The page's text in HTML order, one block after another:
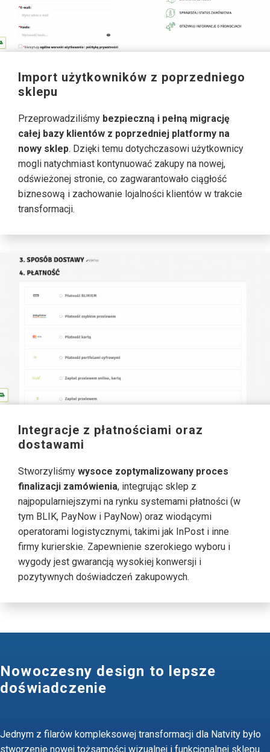
Import użytkowników z poprzedniego
sklepu
Przeprowadziliśmy bezpieczną i pełną migrację
całej bazy klientów z poprzedniej platformy na
nowy sklep. Dzięki temu dotychczasowi użytkownicy
mogli natychmiast kontynuować zakupy na nowej,
odświeżonej stronie, co zagwarantowało ciągłość
biznesową i zachowanie lojalności klientów w trakcie
transformacji.
Integracje z płatnościami oraz
dostawami
Stworzyliśmy wysoce zoptymalizowany proces
finalizacji zamówienia, integrując sklep z
najpopularniejszymi na rynku systemami płatności (w
tym BLIK, PayNow i PayNow) oraz wiodącymi
operatorami logistycznymi, takimi jak InPost i inne
firmy kurierskie. Zapewnienie szerokiego wyboru i
wygody jest gwarancją wysokiej konwersji i
pozytywnych doświadczeń zakupowych.
Nowoczesny design to lepsze
doświadczenie
Jednym z filarów kompleksowej transformacji dla Natvity było
stworzenie nowej tożsamości wizualnej i funkcjonalnej sklepu.